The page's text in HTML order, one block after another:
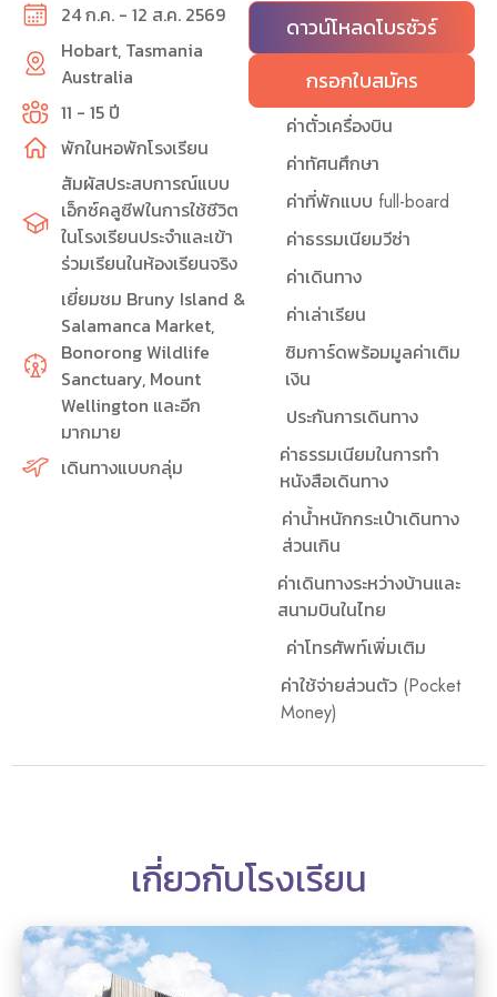
24 ก.ค. - 12 ส.ค. 2569
Hobart, Tasmania
Australia
11 - 15 ปี
พักในหอพักโรงเรียน
สัมผัสประสบการณ์แบบ
เอ็กซ์คลูซีฟในการใช้ชีวิต
ในโรงเรียนประจำและเข้า
ร่วมเรียนในห้องเรียนจริง
เยี่ยมชม Bruny Island &
Salamanca Market,
Bonorong Wildlife
Sanctuary, Mount
Wellington และอีก
มากมาย
เดินทางแบบกลุ่ม
ดาวน์โหลดโบรชัวร์
กรอกใบสมัคร
ค่าตั๋วเครื่องบิน
ค่าทัศนศึกษา
ค่าที่พักแบบ full-board
ค่าธรรมเนียมวีซ่า
ค่าเดินทาง
ค่าเล่าเรียน
ซิมการ์ดพร้อมมูลค่าเติม
เงิน
ประกันการเดินทาง
ค่าธรรมเนียมในการทำ
หนังสือเดินทาง
ค่าน้ำหนักกระเป๋าเดินทาง
ส่วนเกิน
ค่าเดินทางระหว่างบ้านและ
สนามบินในไทย
ค่าโทรศัพท์เพิ่มเติม
ค่าใช้จ่ายส่วนตัว (Pocket
Money)
เกี่ยวกับโรงเรียน